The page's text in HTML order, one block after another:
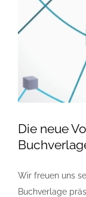
Die neue
Wir freuen uns
Buchverlage